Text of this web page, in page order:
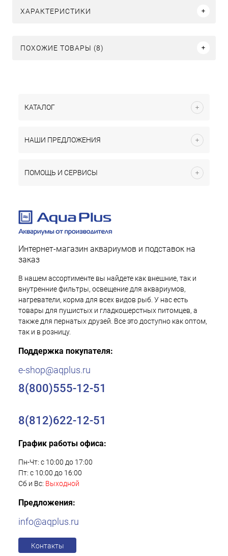
ХАРАКТЕРИСТИКИ
ПОХОЖИЕ ТОВАРЫ (8)
КАТАЛОГ
НАШИ ПРЕДЛОЖЕНИЯ
ПОМОЩЬ И СЕРВИСЫ
Интернет-магазин аквариумов и подставок на
заказ
В нашем ассортименте вы найдете как внешние, так и
внутренние фильтры, освещение для аквариумов,
нагреватели, корма для всех видов рыб. У нас есть
товары для пушистых и гладкошерстных питомцев, а
также для пернатых друзей. Все это доступно как оптом,
так и в розницу.
Поддержка покупателя:
e-shop@aqplus.ru
8(800)555-12-51
8(812)622-12-51
График работы офиса:
Пн-Чт: с 10:00 до 17:00
Пт: с 10:00 до 16:00
Сб и Вс: Выходной
Предложения:
info@aqplus.ru
Контакты